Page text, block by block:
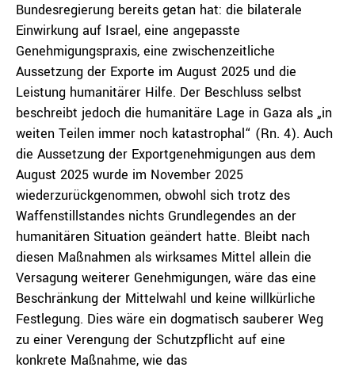
Bundesregierung bereits getan hat: die bilaterale
Einwirkung auf Israel, eine angepasste
Genehmigungspraxis, eine zwischenzeitliche
Aussetzung der Exporte im August 2025 und die
Leistung humanitärer Hilfe. Der Beschluss selbst
beschreibt jedoch die humanitäre Lage in Gaza als „in
weiten Teilen immer noch katastrophal“ (Rn. 4). Auch
die Aussetzung der Exportgenehmigungen aus dem
August 2025 wurde im November 2025
wiederzurückgenommen, obwohl sich trotz des
Waffenstillstandes nichts Grundlegendes an der
humanitären Situation geändert hatte. Bleibt nach
diesen Maßnahmen als wirksames Mittel allein die
Versagung weiterer Genehmigungen, wäre das eine
Beschränkung der Mittelwahl und keine willkürliche
Festlegung. Dies wäre ein dogmatisch sauberer Weg
zu einer Verengung der Schutzpflicht auf eine
konkrete Maßnahme, wie das